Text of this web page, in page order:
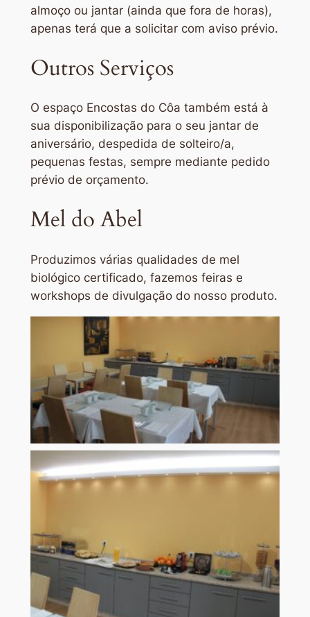
almoço ou jantar (ainda que fora de horas),
apenas terá que a solicitar com aviso prévio.
Outros Serviços
O espaço Encostas do Côa também está à
sua disponibilização para o seu jantar de
aniversário, despedida de solteiro/a,
pequenas festas, sempre mediante pedido
prévio de orçamento.
Mel do Abel
Produzimos várias qualidades de mel
biológico certificado, fazemos feiras e
workshops de divulgação do nosso produto.